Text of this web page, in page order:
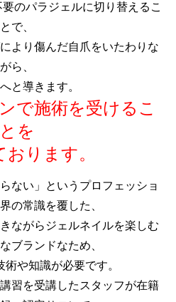
のパラジェルに切り替えるこ
とで、
より傷んだ自爪をいたわりな
がら、
と導きます。
で施術を受けるこ
とを
ります。
ない」というプロフェッショ
の常識を覆した、
ながらジェルネイルを楽しむ
ブランドなため、
や知識が必要です。
習を受講したスタッフが在籍